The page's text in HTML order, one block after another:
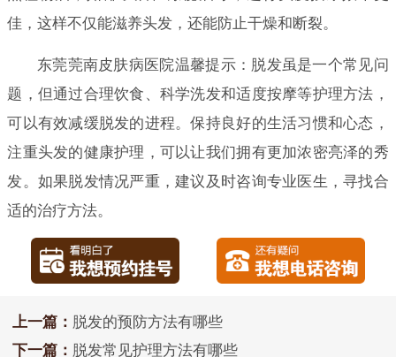
佳，这样不仅能滋养头发，还能防止干燥和断裂。
东莞莞南皮肤病医院温馨提示：脱发虽是一个常见问
题，但通过合理饮食、科学洗发和适度按摩等护理方法，
可以有效减缓脱发的进程。保持良好的生活习惯和心态，
注重头发的健康护理，可以让我们拥有更加浓密亮泽的秀
发。如果脱发情况严重，建议及时咨询专业医生，寻找合
适的治疗方法。
上一篇： 脱发的预防方法有哪些
下一篇： 脱发常见护理方法有哪些